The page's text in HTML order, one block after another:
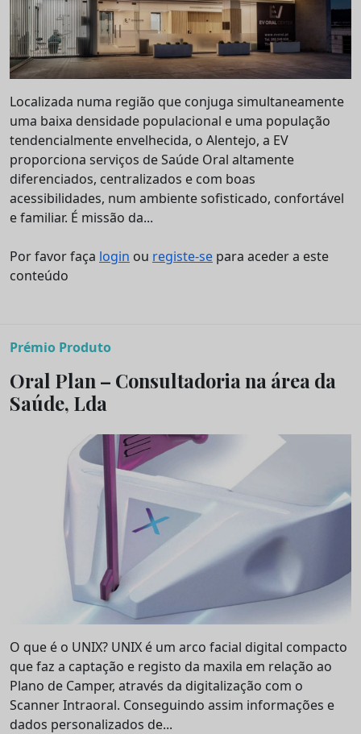
Localizada numa região que conjuga simultaneamente
uma baixa densidade populacional e uma população
tendencialmente envelhecida, o Alentejo, a EV
proporciona serviços de Saúde Oral altamente
diferenciados, centralizados e com boas
acessibilidades, num ambiente sofisticado, confortável
e familiar. É missão da...
Por favor faça login ou registe-se para aceder a este
conteúdo
Prémio Produto
Oral Plan – Consultadoria na área da
Saúde, Lda
O que é o UNIX? UNIX é um arco facial digital compacto
que faz a captação e registo da maxila em relação ao
Plano de Camper, através da digitalização com o
Scanner Intraoral. Conseguindo assim informações e
dados personalizados de...